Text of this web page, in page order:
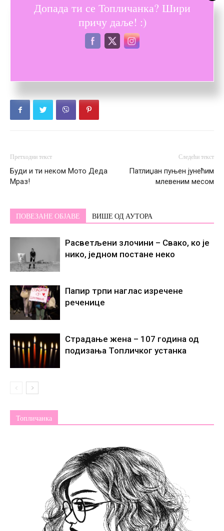
деда мраз Јелена Бабић
Претходни текст
Буди и ти неком Мото Деда
Мраз!
Следећи текст
Патлиџан пуњен јунећим
млевеним месом
ПОВЕЗАНЕ ОБЈАВЕ ВИШЕ ОД АУТОРА
Расветљени злочини – Свако, ко је
нико, једном постане некo
Папир трпи наглас изречене
реченице
Страдање жена – 107 година од
подизања Топличког устанка
Топличанка
Допада ти се Топличанка? Шири
причу даље! :)